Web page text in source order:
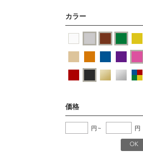
カラー
価格
円 ~ 円